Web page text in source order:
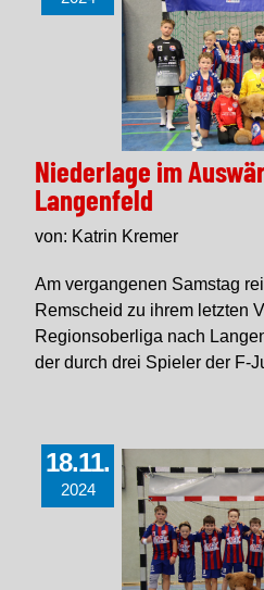
Niederlage im
Langenfeld
von: Katrin Kremer
Am vergangenen Samstag
Remscheid zu ihrem letzten
Regionsoberliga nach
der durch drei Spieler der F-
18.11.
2024